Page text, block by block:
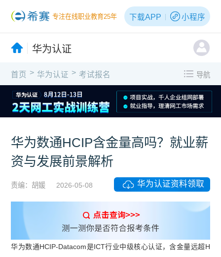
专注在线职业教育25年 下载APP 小程序
华为认证
首页 > 华为认证 > 考试报名 导航
华为数通HCIP含金量高吗？就业薪
资与发展前景解析
责编：胡媛 2026-05-08 华为认证资料领取
华为数通HCIP-Datacom是ICT行业中级核心认证，含金量远超H